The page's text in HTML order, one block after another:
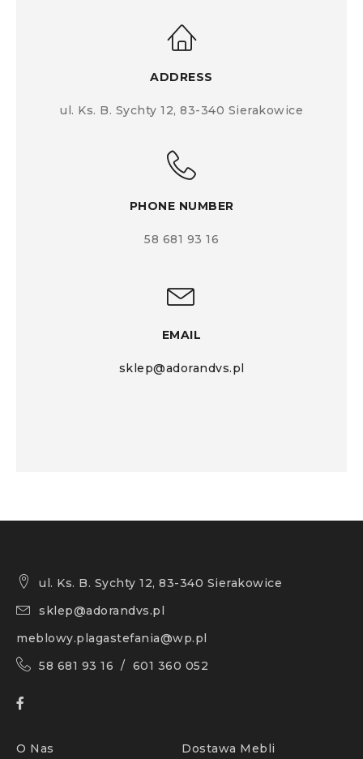
ADDRESS
ul. Ks. B. Sychty 12, 83-340 Sierakowice
PHONE NUMBER
58 681 93 16
EMAIL
sklep@adorandvs.pl
ul. Ks. B. Sychty 12, 83-340 Sierakowice
sklep@adorandvs.pl
meblowy.plagastefania@wp.pl
58 681 93 16 / 601 360 052
O Nas Dostawa Mebli